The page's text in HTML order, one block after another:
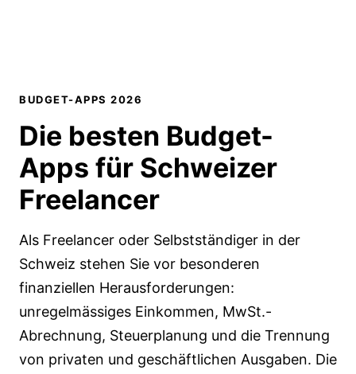
BUDGET-APPS 2026
Die besten Budget-
Apps für Schweizer
Freelancer
Als Freelancer oder Selbstständiger in der
Schweiz stehen Sie vor besonderen
finanziellen Herausforderungen:
unregelmässiges Einkommen, MwSt.-
Abrechnung, Steuerplanung und die Trennung
von privaten und geschäftlichen Ausgaben. Die